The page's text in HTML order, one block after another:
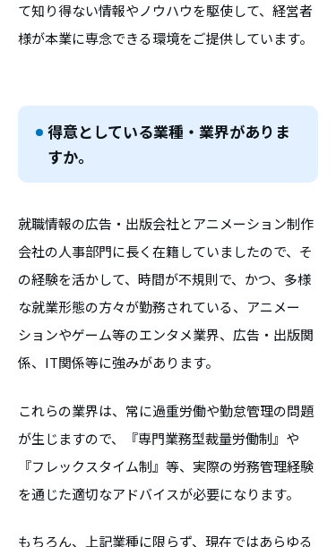
て知り得ない情報やノウハウを駆使して、経営者
様が本業に専念できる環境をご提供しています。
得意としている業種・業界がありま
すか。
就職情報の広告・出版会社とアニメーション制作
会社の人事部門に長く在籍していましたので、そ
の経験を活かして、時間が不規則で、かつ、多様
な就業形態の方々が勤務されている、アニメー
ションやゲーム等のエンタメ業界、広告・出版関
係、IT関係等に強みがあります。
これらの業界は、常に過重労働や勤怠管理の問題
が生じますので、『専門業務型裁量労働制』や
『フレックスタイム制』等、実際の労務管理経験
を通じた適切なアドバイスが必要になります。
もちろん、上記業種に限らず、現在ではあらゆる